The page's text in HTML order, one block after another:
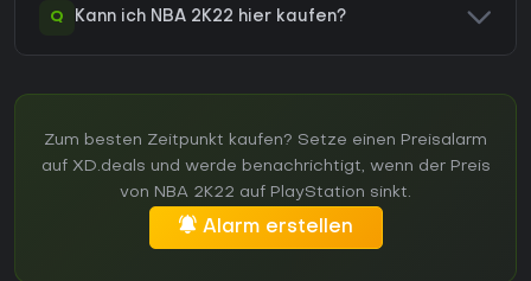
Q Kann ich NBA 2K22 hier kaufen?
Zum besten Zeitpunkt kaufen? Setze einen Preisalarm
auf XD.deals und werde benachrichtigt, wenn der Preis
von NBA 2K22 auf PlayStation sinkt.
Alarm erstellen